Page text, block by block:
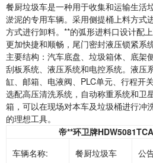
餐厨垃圾车是一种用于收集和运输生活
淤泥的专用车辆。采用侧提桶上料方式
方式进行卸料。**的弧形进料口设计配
更加快捷和顺畅，尾门密封液压锁紧系
主要结构：汽车底盘、垃圾箱体、底架
刮板系统、液压系统和电控系统。液压
缸、邮箱、电液阀、PLC单元、行程开
选配高压清洗系统，自动称重系统和卫
箱，可以在现场对本车及垃圾桶进行冲
的理想工具。
帝**环卫牌
车辆名称:
餐厨垃圾车 公